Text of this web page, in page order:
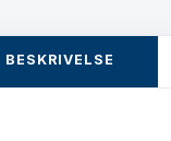
BESKRIVELSE